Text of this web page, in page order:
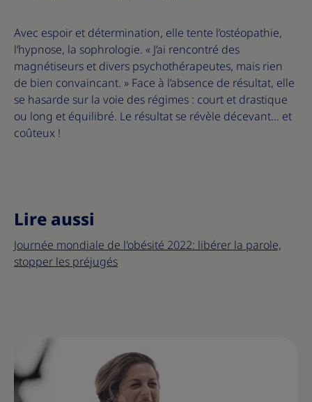
Avec espoir et détermination, elle tente l’ostéopathie,
l’hypnose, la sophrologie. « J’ai rencontré des
magnétiseurs et divers psychothérapeutes, mais rien
de bien convaincant. » Face à l’absence de résultat, elle
se hasarde sur la voie des régimes : court et drastique
ou long et équilibré. Le résultat se révèle décevant… et
coûteux !
Lire aussi
Journée mondiale de l'obésité 2022: libérer la parole,
stopper les préjugés